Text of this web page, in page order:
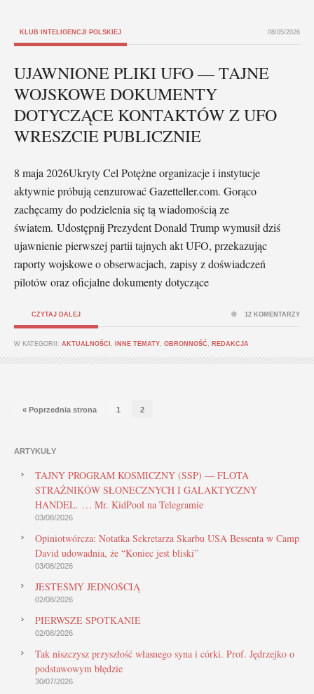
KLUB INTELIGENCJI POLSKIEJ 08/05/2026
UJAWNIONE PLIKI UFO — TAJNE
WOJSKOWE DOKUMENTY
DOTYCZĄCE KONTAKTÓW Z UFO
WRESZCIE PUBLICZNIE
8 maja 2026Ukryty Cel Potężne organizacje i instytucje
aktywnie próbują cenzurować Gazetteller.com. Gorąco
zachęcamy do podzielenia się tą wiadomością ze
światem. Udostępnij Prezydent Donald Trump wymusił dziś
ujawnienie pierwszej partii tajnych akt UFO, przekazując
raporty wojskowe o obserwacjach, zapisy z doświadczeń
pilotów oraz oficjalne dokumenty dotyczące
CZYTAJ DALEJ
W KATEGORII: AKTUALNOŚCI INNE TEMATY OBRONNOŚĆ REDAKCJA
12 KOMENTARZY
« Poprzednia strona 1 2
ARTYKUŁY
TAJNY PROGRAM KOSMICZNY (SSP) — FLOTA
STRAŻNIKÓW SŁONECZNYCH I GALAKTYCZNY
HANDEL. … Mr. KidPool na Telegramie
03/08/2026
Opiniotwórcza: Notatka Sekretarza Skarbu USA Bessenta w Camp
David udowadnia, że “Koniec jest bliski”
03/08/2026
JESTEŚMY JEDNOŚCIĄ
02/08/2026
PIERWSZE SPOTKANIE
02/08/2026
Tak niszczysz przyszłość własnego syna i córki. Prof. Jędrzejko o
podstawowym błędzie
30/07/2026